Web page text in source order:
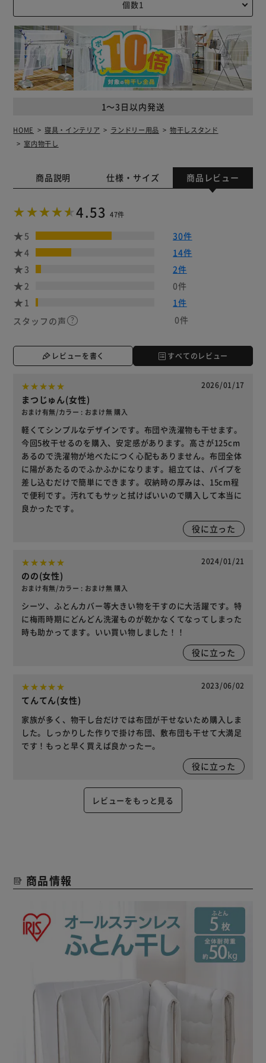
1～3日以内発送
HOME 寝具・インテリア ランドリー用品
物干しスタンド
室内物干し
商品説明 仕様・サイズ 商品レビュー
4.53 47件
5
30件
4
14件
3
2件
2
0件
1
1件
スタッフの声
0件
レビューを書く すべてのレビュー
2026/01/17
まつじゅん(女性)
おまけ有無/カラー : おまけ無 購入
軽くてシンプルなデザインです。布団や洗濯物も干せます。
今回5枚干せるのを購入、安定感があります。高さが125cm
あるので洗濯物が地べたにつく心配もありません。布団全体
に陽があたるのでふかふかになります。組立ては、パイプを
差し込むだけで簡単にできます。収納時の厚みは、15cm程
で便利です。汚れてもサッと拭けばいいので購入して本当に
良かったです。
役に立った
2024/01/21
のの(女性)
おまけ有無/カラー : おまけ無 購入
シーツ、ふとんカバー等大きい物を干すのに大活躍です。特
に梅雨時期にどんどん洗濯ものが乾かなくてなってしまった
時も助かってます。いい買い物しました！！
役に立った
2023/06/02
てんてん(女性)
家族が多く、物干し台だけでは布団が干せないため購入しま
した。しっかりした作りで掛け布団、敷布団も干せて大満足
です！もっと早く買えば良かったー。
役に立った
レビューをもっと見る
商品情報